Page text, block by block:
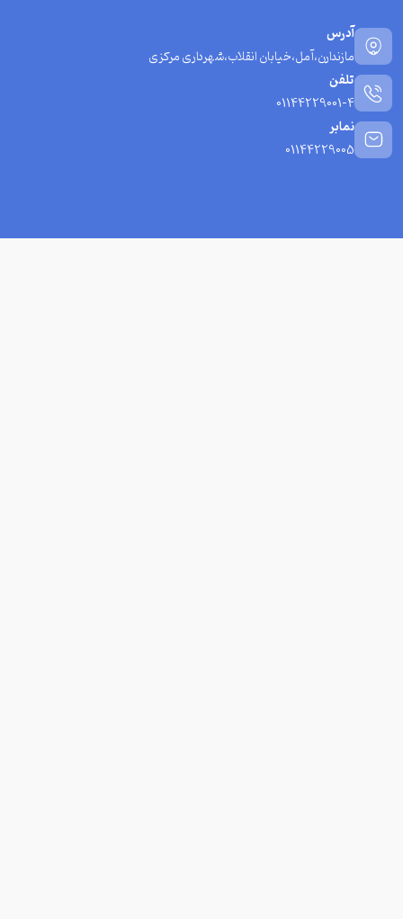
آدرس
مازندارن،آمل،خیابان انقلاب،شهرداری مرکزی
تلفن
01144229001-4
نمابر
01144229005